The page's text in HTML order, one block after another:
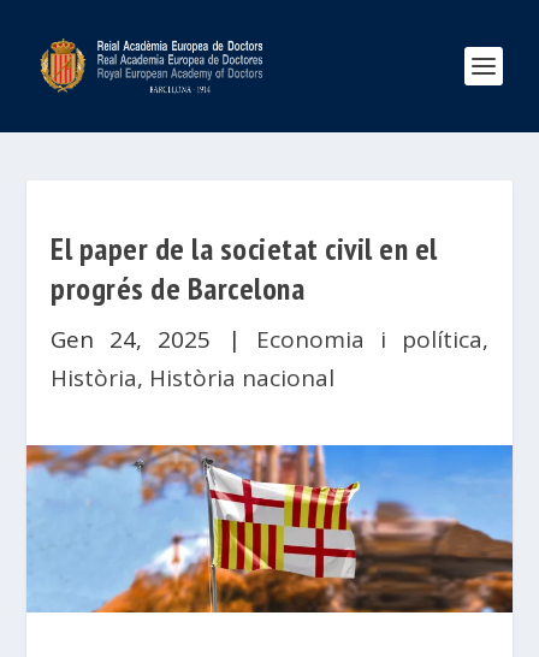
El paper de la societat civil en el
progrés de Barcelona
Gen 24, 2025 | Economia i política,
Història, Història nacional